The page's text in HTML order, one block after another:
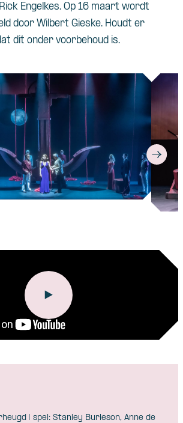
Engelkes. Op 16 maart wordt
door Wilbert Gieske. Houdt er
dit onder voorbehoud is.
| spel: Stanley Burleson, Anne de